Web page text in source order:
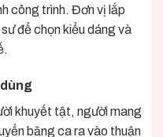
công trình. Đơn vị lắp
để chọn kiểu dáng và
khuyết tật, người mang
băng ca ra vào thuận